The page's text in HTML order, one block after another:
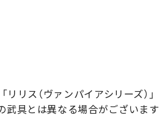
リリス（ヴァンパイアシリーズ）」
武具とは異なる場合がございます